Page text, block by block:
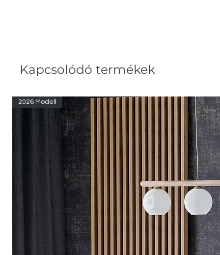
Kapcsolódó termékek
2026 Modell